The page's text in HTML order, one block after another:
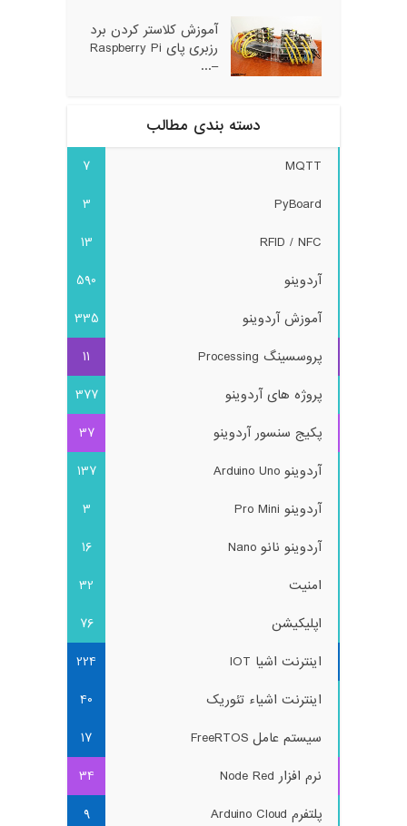
آموزش کلاستر کردن برد
رزبری پای Raspberry Pi
–...
دسته بندی مطالب
MQTT
7
PyBoard
3
RFID / NFC
13
آردوینو
590
آموزش آردوینو
335
پروسسینگ Processing
11
پروژه های آردوینو
377
پکیج سنسور آردوینو
37
آردوینو Arduino Uno
137
آردوینو Pro Mini
3
آردوینو نانو Nano
16
امنیت
32
اپلیکیشن
76
اینترنت اشیا IOT
224
اینترنت اشیاء تئوریک
40
سیستم عامل FreeRTOS
17
نرم افزار Node Red
34
پلتفرم Arduino Cloud
9